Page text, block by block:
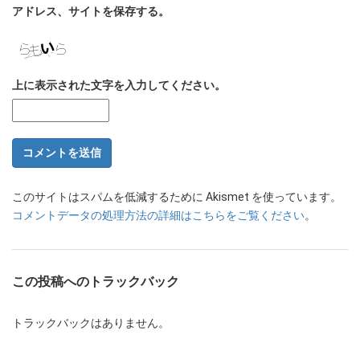
アドレス、サイトを保存する。
上に表示された文字を入力してください。
このサイトはスパムを低減するために Akismet を使っています。
コメントデータの処理方法の詳細はこちらをご覧ください。
この投稿へのトラックバック
トラックバックはありません。